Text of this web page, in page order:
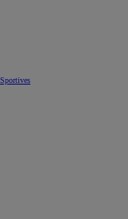
Sportives